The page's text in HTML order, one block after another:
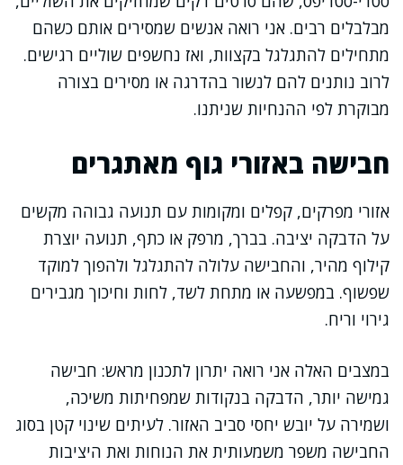
מבלבלים רבים. אני רואה אנשים שמסירים אותם כשהם
מתחילים להתגלגל בקצוות, ואז נחשפים שוליים רגישים.
לרוב נותנים להם לנשור בהדרגה או מסירים בצורה
מבוקרת לפי ההנחיות שניתנו.
חבישה באזורי גוף מאתגרים
אזורי מפרקים, קפלים ומקומות עם תנועה גבוהה מקשים
על הדבקה יציבה. בברך, מרפק או כתף, תנועה יוצרת
קילוף מהיר, והחבישה עלולה להתגלגל ולהפוך למוקד
שפשוף. במפשעה או מתחת לשד, לחות וחיכוך מגבירים
גירוי וריח.
במצבים האלה אני רואה יתרון לתכנון מראש: חבישה
גמישה יותר, הדבקה בנקודות שמפחיתות משיכה,
ושמירה על יובש יחסי סביב האזור. לעיתים שינוי קטן בסוג
החבישה משפר משמעותית את הנוחות ואת היציבות